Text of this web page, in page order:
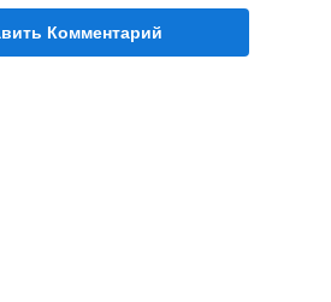
Комментарий